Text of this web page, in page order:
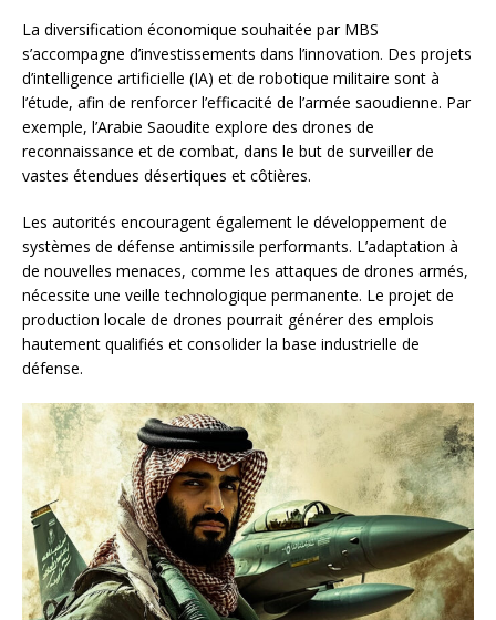
La diversification économique souhaitée par MBS
s’accompagne d’investissements dans l’innovation. Des projets
d’intelligence artificielle (IA) et de robotique militaire sont à
l’étude, afin de renforcer l’efficacité de l’armée saoudienne. Par
exemple, l’Arabie Saoudite explore des drones de
reconnaissance et de combat, dans le but de surveiller de
vastes étendues désertiques et côtières.
Les autorités encouragent également le développement de
systèmes de défense antimissile performants. L’adaptation à
de nouvelles menaces, comme les attaques de drones armés,
nécessite une veille technologique permanente. Le projet de
production locale de drones pourrait générer des emplois
hautement qualifiés et consolider la base industrielle de
défense.